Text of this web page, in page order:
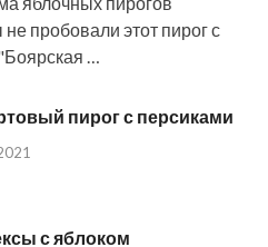
пробовали этот пирог с
…
пирог с персиками
с яблоком